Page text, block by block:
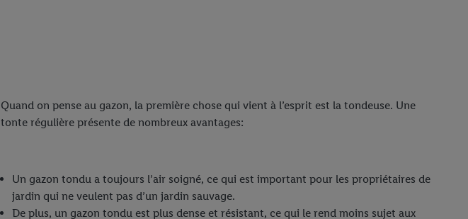
Quand on pense au gazon, la première chose qui vient à l’esprit est la tondeuse. Une
tonte régulière présente de nombreux avantages:
Un gazon tondu a toujours l’air soigné, ce qui est important pour les propriétaires de
jardin qui ne veulent pas d’un jardin sauvage.
De plus, un gazon tondu est plus dense et résistant, ce qui le rend moins sujet aux